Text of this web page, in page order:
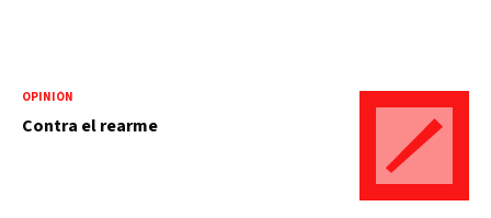
OPINIÓN
Contra el rearme